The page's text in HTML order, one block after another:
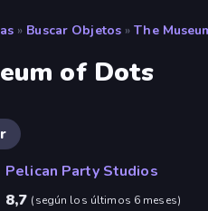
» Buscar Objetos » The
of Dots
Pelican Party Studios
8,7 (según los últimos 6 meses)